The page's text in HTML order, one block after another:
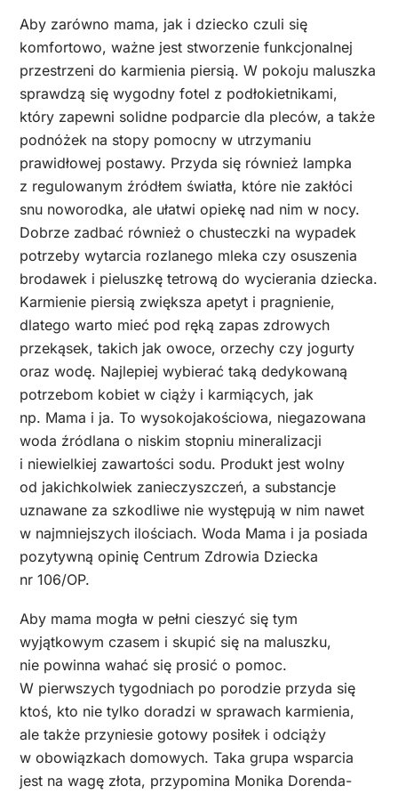
Aby zarówno mama, jak i dziecko czuli się
komfortowo, ważne jest stworzenie funkcjonalnej
przestrzeni do karmienia piersią. W pokoju maluszka
sprawdzą się wygodny fotel z podłokietnikami,
który zapewni solidne podparcie dla pleców, a także
podnóżek na stopy pomocny w utrzymaniu
prawidłowej postawy. Przyda się również lampka
z regulowanym źródłem światła, które nie zakłóci
snu noworodka, ale ułatwi opiekę nad nim w nocy.
Dobrze zadbać również o chusteczki na wypadek
potrzeby wytarcia rozlanego mleka czy osuszenia
brodawek i pieluszkę tetrową do wycierania dziecka.
Karmienie piersią zwiększa apetyt i pragnienie,
dlatego warto mieć pod ręką zapas zdrowych
przekąsek, takich jak owoce, orzechy czy jogurty
oraz wodę. Najlepiej wybierać taką dedykowaną
potrzebom kobiet w ciąży i karmiących, jak
np. Mama i ja. To wysokojakościowa, niegazowana
woda źródlana o niskim stopniu mineralizacji
i niewielkiej zawartości sodu. Produkt jest wolny
od jakichkolwiek zanieczyszczeń, a substancje
uznawane za szkodliwe nie występują w nim nawet
w najmniejszych ilościach. Woda Mama i ja posiada
pozytywną opinię Centrum Zdrowia Dziecka
nr 106/OP.
Aby mama mogła w pełni cieszyć się tym
wyjątkowym czasem i skupić się na maluszku,
nie powinna wahać się prosić o pomoc.
W pierwszych tygodniach po porodzie przyda się
ktoś, kto nie tylko doradzi w sprawach karmienia,
ale także przyniesie gotowy posiłek i odciąży
w obowiązkach domowych. Taka grupa wsparcia
jest na wagę złota, przypomina Monika Dorenda-